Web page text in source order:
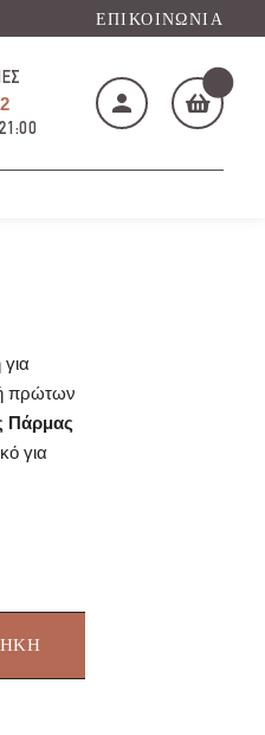
ΕΠΙΚΟΙΝΩΝΊΑ
ΤΏΡΑ
πρώτων
Πάρμας
για